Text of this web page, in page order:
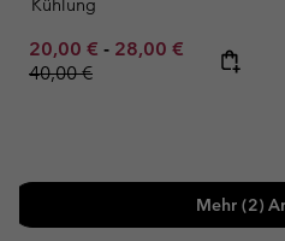
Kühlung
Minimum sale price:
20,00 € - Maximum sale
28,00 € Regular
40,00 €
Mehr (2)